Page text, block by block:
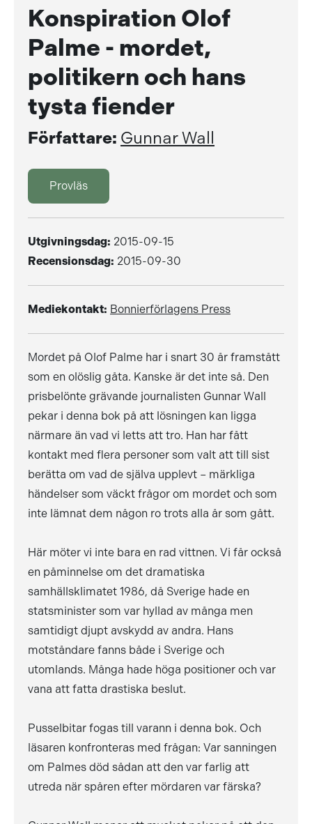
Konspiration Olof
Palme - mordet,
politikern och hans
tysta fiender
Författare: Gunnar Wall
Provläs
Utgivningsdag: 2015-09-15
Recensionsdag: 2015-09-30
Mediekontakt: Bonnierförlagens Press
Mordet på Olof Palme har i snart 30 år framstått
som en olöslig gåta. Kanske är det inte så. Den
prisbelönte grävande journalisten Gunnar Wall
pekar i denna bok på att lösningen kan ligga
närmare än vad vi letts att tro. Han har fått
kontakt med flera personer som valt att till sist
berätta om vad de själva upplevt – märkliga
händelser som väckt frågor om mordet och som
inte lämnat dem någon ro trots alla år som gått.
Här möter vi inte bara en rad vittnen. Vi får också
en påminnelse om det dramatiska
samhällsklimatet 1986, då Sverige hade en
statsminister som var hyllad av många men
samtidigt djupt avskydd av andra. Hans
motståndare fanns både i Sverige och
utomlands. Många hade höga positioner och var
vana att fatta drastiska beslut.
Pusselbitar fogas till varann i denna bok. Och
läsaren konfronteras med frågan: Var sanningen
om Palmes död sådan att den var farlig att
utreda när spåren efter mördaren var färska?